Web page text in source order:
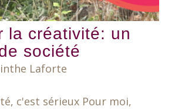
la créativité: un
société
Laforte
c'est sérieux Pour moi,